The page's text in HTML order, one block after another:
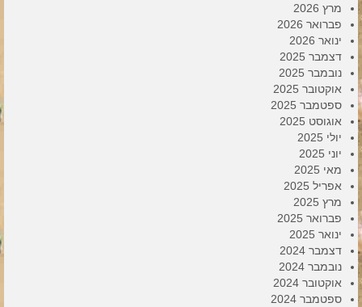
מרץ 2026
פברואר 2026
ינואר 2026
דצמבר 2025
נובמבר 2025
אוקטובר 2025
ספטמבר 2025
אוגוסט 2025
יולי 2025
יוני 2025
מאי 2025
אפריל 2025
מרץ 2025
פברואר 2025
ינואר 2025
דצמבר 2024
נובמבר 2024
אוקטובר 2024
ספטמבר 2024